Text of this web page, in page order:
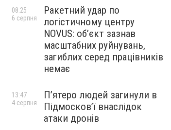
Ракетний удар по
логістичному центру
NOVUS: об’єкт зазнав
масштабних руйнувань,
загиблих серед працівників
немає
08:25
6 серпня
П’ятеро людей загинули в
Підмосков’ї внаслідок
атаки дронів
13:47
4 серпня